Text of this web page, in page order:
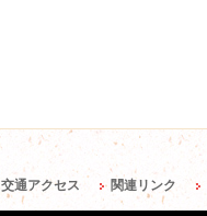
交通アクセス 関連リンク